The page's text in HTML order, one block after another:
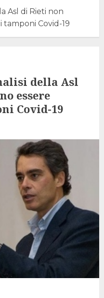
Asl di Rieti non
tamponi Covid-19
della Asl
essere
Covid-19